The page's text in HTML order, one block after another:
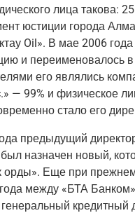
лица тако­ва:
юсти­ции горо­да
Oil». В мае 2006
и пере­име­но­ва­лось
его явля­лись
— 99% и физи­че­ское
ста­ло его
преды­ду­щий
назна­чен новый,
орды». Еще при
меж­ду «БТА
кре­дит­ный